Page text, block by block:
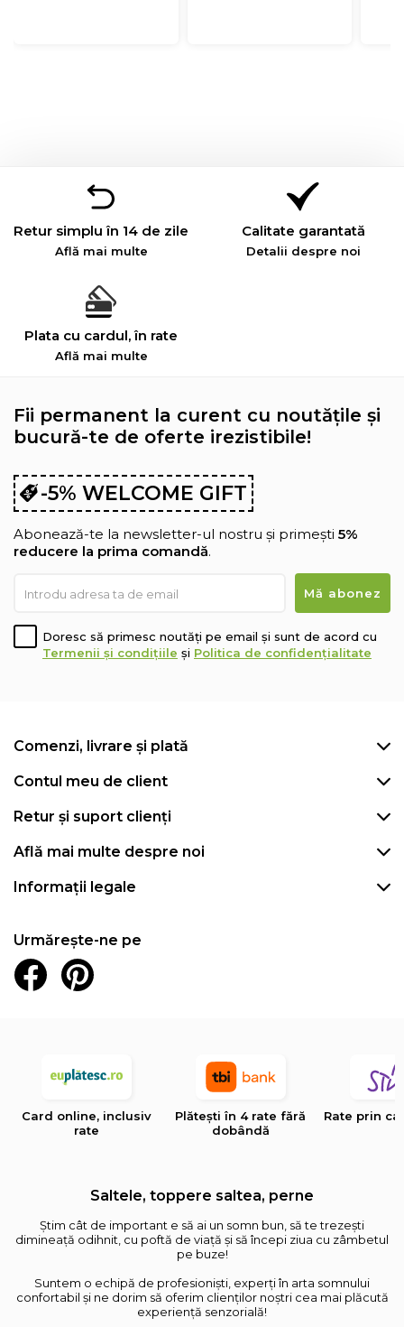
Retur simplu în 14 de zile
Află mai multe
Calitate garantată
Detalii despre noi
Plata cu cardul, în rate
Află mai multe
Fii permanent la curent cu noutățile și
bucură-te de oferte irezistibile!
-5% WELCOME GIFT
Abonează-te la newsletter-ul nostru și primești 5%
reducere la prima comandă.
Doresc să primesc noutăți pe email și sunt de acord cu
Termenii și condițiile și Politica de confidențialitate
Comenzi, livrare și plată
Contul meu de client
Retur și suport clienți
Află mai multe despre noi
Informații legale
Urmărește-ne pe
Card online, inclusiv
rate
Plătești în 4 rate fără
dobândă
Rate prin
Saltele, toppere saltea, perne
Știm cât de important e să ai un somn bun, să te trezești
dimineață odihnit, cu poftă de viață și să începi ziua cu zâmbetul
pe buze!
Suntem o echipă de profesioniști, experți în arta somnului
confortabil și ne dorim să oferim clienților noștri cea mai plăcută
experiență senzorială!